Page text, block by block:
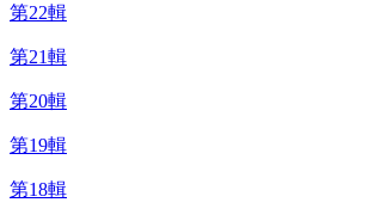
第22輯
第21輯
第20輯
第19輯
第18輯